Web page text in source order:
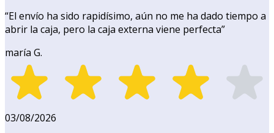
“El envío ha sido rapidísimo, aún no me ha dado tiempo a
abrir la caja, pero la caja externa viene perfecta”
maría G.
03/08/2026